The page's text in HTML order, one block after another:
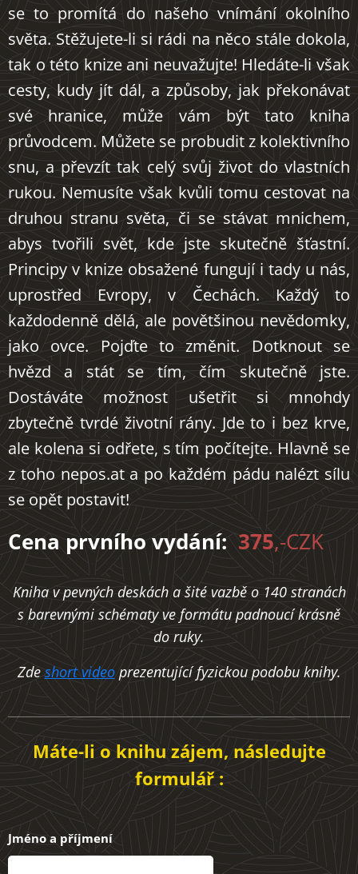
se to promítá do našeho vnímání okolního
světa. Stěžujete-li si rádi na něco stále dokola,
tak o této knize ani neuvažujte! Hledáte-li však
cesty, kudy jít dál, a způsoby, jak překonávat
své hranice, může vám být tato kniha
průvodcem. Můžete se probudit z kolektivního
snu, a převzít tak celý svůj život do vlastních
rukou. Nemusíte však kvůli tomu cestovat na
druhou stranu světa, či se stávat mnichem,
abys tvořili svět, kde jste skutečně šťastní.
Principy v knize obsažené fungují i tady u nás,
uprostřed Evropy, v Čechách. Každý to
každodenně dělá, ale povětšinou nevědomky,
jako ovce. Pojďte to změnit. Dotknout se
hvězd a stát se tím, čím skutečně jste.
Dostáváte možnost ušetřit si mnohdy
zbytečně tvrdé životní rány. Jde to i bez krve,
ale kolena si odřete, s tím počítejte. Hlavně se
z toho nepos.at a po každém pádu nalézt sílu
se opět postavit!
Cena prvního vydání:375,-CZK
Kniha v pevných deskách a šité vazbě o 140 stranách
s barevnými schématy ve formátu padnoucí krásně
do ruky.
Zde short videoprezentující fyzickou podobu knihy.
Máte-li o knihu zájem, následujte
formulář :
Jméno a příjmení